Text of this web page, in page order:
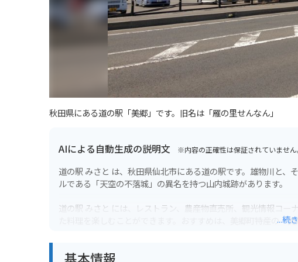
秋田県にある道の駅「美郷」です。旧名は「雁の里せんなん」
AIによる自動生成の説明文 ※内容の正確性は保証されていません
道の駅 みさと は、秋田県仙北市にある道の駅です。雄物川と
ルである「天空の不落城」の異名を持つ山内城跡があります。
道の駅 みさと には、レストラン、農産物直売所、観光情報コー
た料理を楽しむことができます。おすすめは、美郷町特産の「美
菜や果物を購入して、ツーリングのおやつにするのも良いでしょ
...続
基本情報